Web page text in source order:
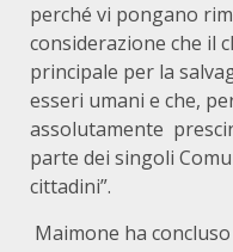
perché vi pongano
considerazione che il
principale per la
esseri umani e che,
assolutamente
parte dei singoli
cittadini”.
Maimone ha